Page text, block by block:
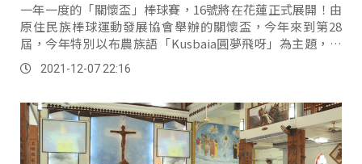
一年一度的「關懷盃」棒球賽，16號將在花蓮正式展開！由
原住民族棒球運動發展協會舉辦的關懷盃，今年來到第28
屆，今年特別以布農族語「Kusbaia圓夢飛呀」為主題，期
許小球員勇敢追逐自己的棒球夢。
2021-12-07 22:16